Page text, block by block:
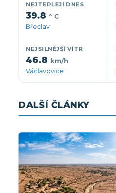
NEJTEPLEJI DNES
39.8 ° C
Břeclav
NEJSILNĚJŠÍ VÍTR
46.8 km/h
Václavovice
DALŠÍ ČLÁNKY